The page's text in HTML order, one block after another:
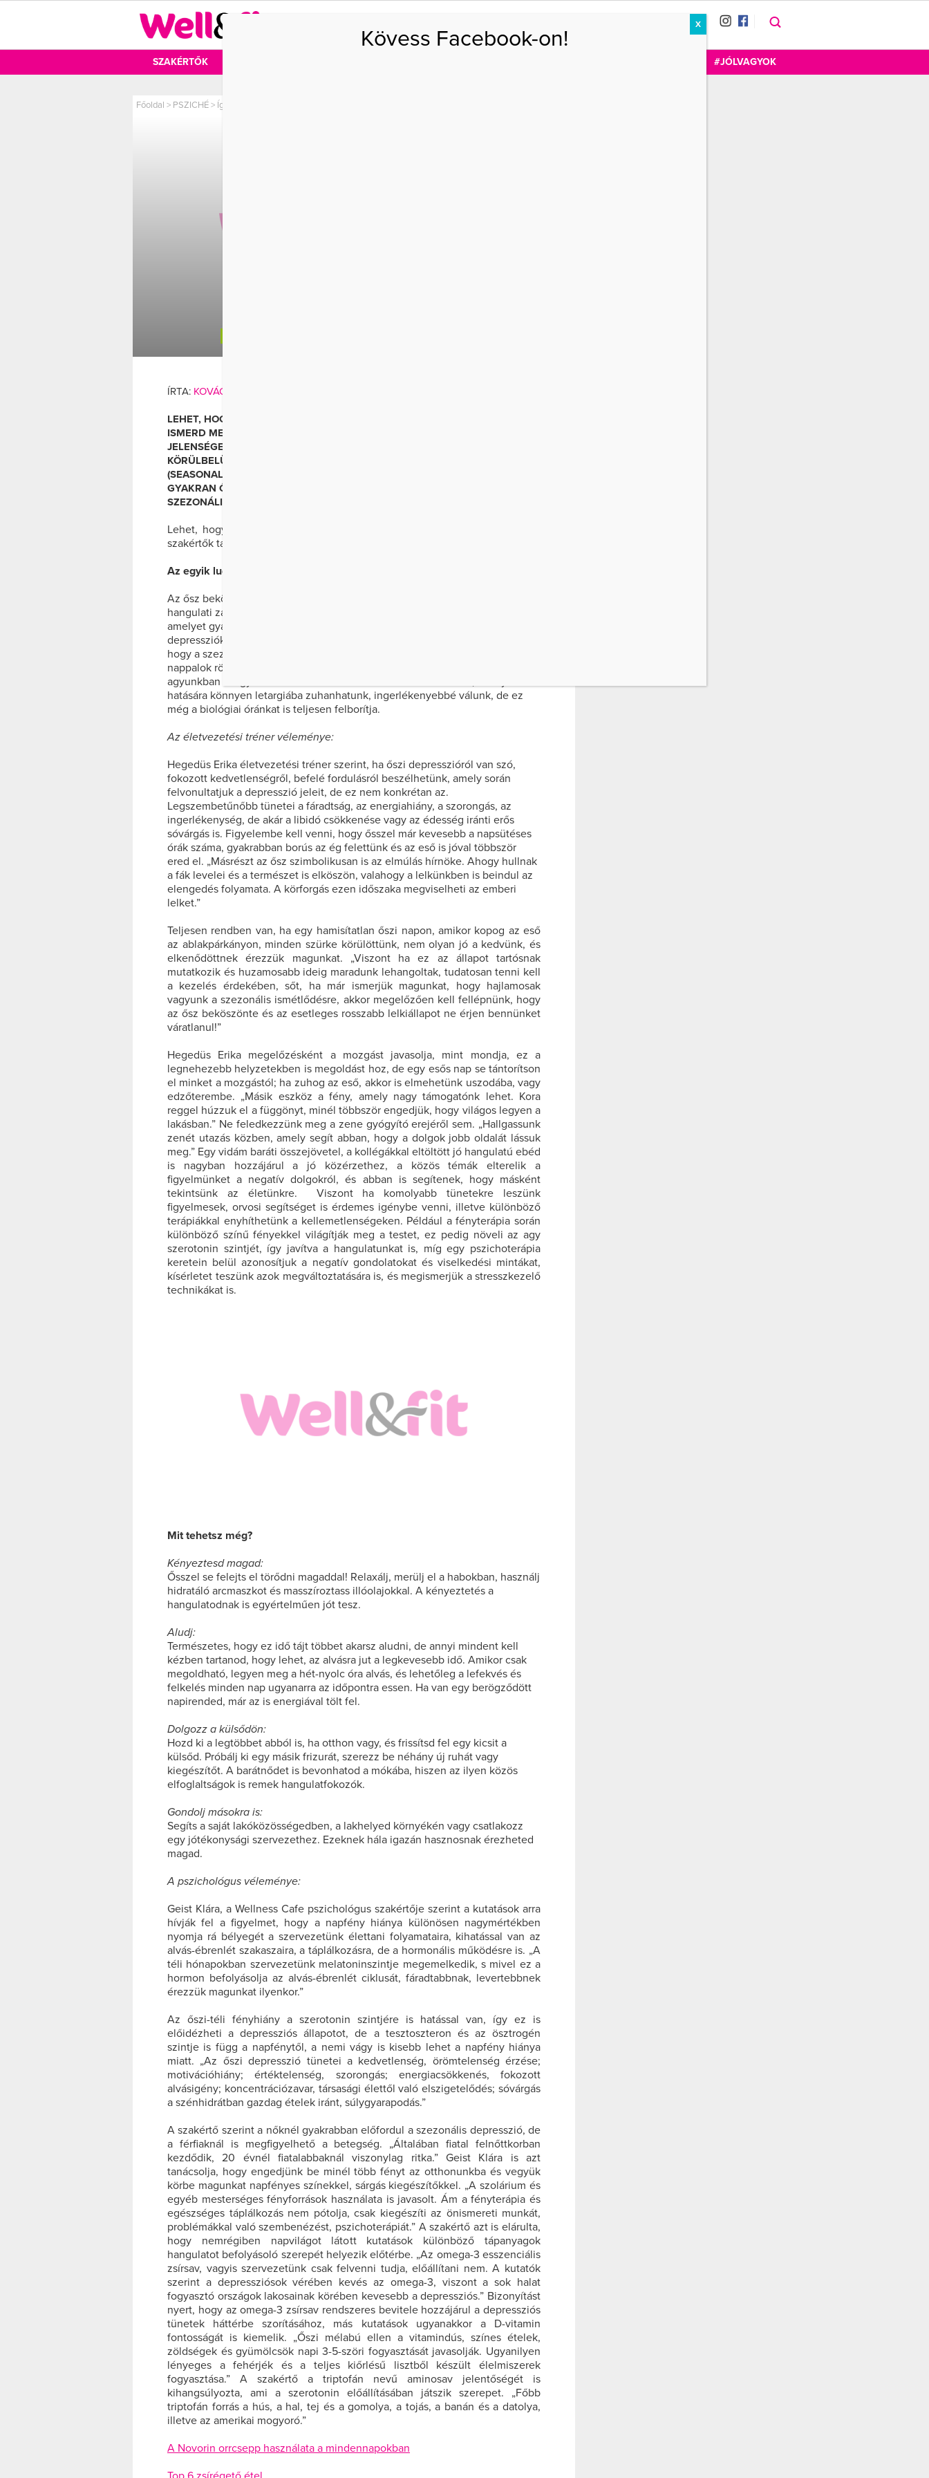
SZAKÉRTŐK #JÓLVAGYOK
Főoldal > PSZICHÉ> Így győzd le az őszi depressziót!
ÍRTA: KOVÁCS ORSI
LEHET, HOGY AZ ŐSZI DEPRESSZIÓ KÉSZÜL LEDÖNTENI A LÁBADRÓL?
ISMERD MEG A SZAKÉRTŐK TANÁCSAIT ARRÓL, HOGYAN GYŐZHETED LE A
JELENSÉGET. AZ EGYIK LUDAS A FÉNY HIÁNYA AZ ŐSZ BEKÖSZÖNTÉVEL
KÖRÜLBELÜL TÍZBŐL EGY EMBER AZ ÚN. SZEZONÁLIS HANGULATI ZAVAR
(SEASONAL AFFECTIVE DISORDER- SAD) TÜNETEITŐL SZENVED, AMELYET
GYAKRAN ŐSZI VAGY TÉLI DEPRESSZIÓKÉNT VAGY EGYSZERŰEN
SZEZONÁLIS DEPRESSZIÓKÉNT EMLEGETNEK. […]
Lehet, hogy az őszi depresszió készül ledönteni a lábadról? Ismerd meg a
szakértők tanácsait arról, hogyan győzheted le a jelenséget.
Az egyik ludas a fény hiánya
Az ősz beköszöntével körülbelül tízből egy ember az ún. szezonális
hangulati zavar (seasonal affective disorder- SAD) tüneteitől szenved,
amelyet gyakran őszi vagy téli depresszióként vagy egyszerűen szezonális
depresszióként emlegetnek. Több tanulmány jutott arra a következtetésre,
hogy a szezonális hangulati zavar egyik kiváltója a fény hiánya is. Ahogy a
nappalok rövidülnek, az éjszakák hosszabbak, egyre hűvösebbek lesznek az
agyunkban is egyre több melatonin nevű hormon választódik ki, amelynek
hatására könnyen letargiába zuhanhatunk, ingerlékenyebbé válunk, de ez
még a biológiai óránkat is teljesen felborítja.
Az életvezetési tréner véleménye:
Hegedüs Erika életvezetési tréner szerint, ha őszi depresszióról van szó,
fokozott kedvetlenségről, befelé fordulásról beszélhetünk, amely során
felvonultatjuk a depresszió jeleit, de ez nem konkrétan az.
Legszembetűnőbb tünetei a fáradtság, az energiahiány, a szorongás, az
ingerlékenység, de akár a libidó csökkenése vagy az édesség iránti erős
sóvárgás is. Figyelembe kell venni, hogy ősszel már kevesebb a napsütéses
órák száma, gyakrabban borús az ég felettünk és az eső is jóval többször
ered el. „Másrészt az ősz szimbolikusan is az elmúlás hírnöke. Ahogy hullnak
a fák levelei és a természet is elköszön, valahogy a lelkünkben is beindul az
elengedés folyamata. A körforgás ezen időszaka megviselheti az emberi
lelket.”
Teljesen rendben van, ha egy hamisítatlan őszi napon, amikor kopog az eső
az ablakpárkányon, minden szürke körülöttünk, nem olyan jó a kedvünk, és
elkenődöttnek érezzük magunkat. „Viszont ha ez az állapot tartósnak
mutatkozik és huzamosabb ideig maradunk lehangoltak, tudatosan tenni kell
a kezelés érdekében, sőt, ha már ismerjük magunkat, hogy hajlamosak
vagyunk a szezonális ismétlődésre, akkor megelőzően kell fellépnünk, hogy
az ősz beköszönte és az esetleges rosszabb lelkiállapot ne érjen bennünket
váratlanul!”
Hegedüs Erika megelőzésként a mozgást javasolja, mint mondja, ez a
legnehezebb helyzetekben is megoldást hoz, de egy esős nap se tántorítson
el minket a mozgástól; ha zuhog az eső, akkor is elmehetünk uszodába, vagy
edzőterembe. „Másik eszköz a fény, amely nagy támogatónk lehet. Kora
reggel húzzuk el a függönyt, minél többször engedjük, hogy világos legyen a
lakásban.” Ne feledkezzünk meg a zene gyógyító erejéről sem. „Hallgassunk
zenét utazás közben, amely segít abban, hogy a dolgok jobb oldalát lássuk
meg.” Egy vidám baráti összejövetel, a kollégákkal eltöltött jó hangulatú ebéd
is nagyban hozzájárul a jó közérzethez, a közös témák elterelik a
figyelmünket a negatív dolgokról, és abban is segítenek, hogy másként
tekintsünk az életünkre. Viszont ha komolyabb tünetekre leszünk
figyelmesek, orvosi segítséget is érdemes igénybe venni, illetve különböző
terápiákkal enyhíthetünk a kellemetlenségeken. Például a fényterápia során
különböző színű fényekkel világítják meg a testet, ez pedig növeli az agy
szerotonin szintjét, így javítva a hangulatunkat is, míg egy pszichoterápia
keretein belül azonosítjuk a negatív gondolatokat és viselkedési mintákat,
kísérletet teszünk azok megváltoztatására is, és megismerjük a stresszkezelő
technikákat is.
Mit tehetsz még?
Kényeztesd magad:
Ősszel se felejts el törődni magaddal! Relaxálj, merülj el a habokban, használj
hidratáló arcmaszkot és masszíroztass illóolajokkal. A kényeztetés a
hangulatodnak is egyértelműen jót tesz.
Aludj:
Természetes, hogy ez idő tájt többet akarsz aludni, de annyi mindent kell
kézben tartanod, hogy lehet, az alvásra jut a legkevesebb idő. Amikor csak
megoldható, legyen meg a hét-nyolc óra alvás, és lehetőleg a lefekvés és
felkelés minden nap ugyanarra az időpontra essen. Ha van egy berögződött
napirended, már az is energiával tölt fel.
Dolgozz a külsődön:
Hozd ki a legtöbbet abból is, ha otthon vagy, és frissítsd fel egy kicsit a
külsőd. Próbálj ki egy másik frizurát, szerezz be néhány új ruhát vagy
kiegészítőt. A barátnődet is bevonhatod a mókába, hiszen az ilyen közös
elfoglaltságok is remek hangulatfokozók.
Gondolj másokra is:
Segíts a saját lakóközösségedben, a lakhelyed környékén vagy csatlakozz
egy jótékonysági szervezethez. Ezeknek hála igazán hasznosnak érezheted
magad.
A pszichológus véleménye:
Geist Klára, a Wellness Cafe pszichológus szakértője szerint a kutatások arra
hívják fel a figyelmet, hogy a napfény hiánya különösen nagymértékben
nyomja rá bélyegét a szervezetünk élettani folyamataira, kihatással van az
alvás-ébrenlét szakaszaira, a táplálkozásra, de a hormonális működésre is. „A
téli hónapokban szervezetünk melatoninszintje megemelkedik, s mivel ez a
hormon befolyásolja az alvás-ébrenlét ciklusát, fáradtabbnak, levertebbnek
érezzük magunkat ilyenkor.”
Az őszi-téli fényhiány a szerotonin szintjére is hatással van, így ez is
előidézheti a depressziós állapotot, de a tesztoszteron és az ösztrogén
szintje is függ a napfénytől, a nemi vágy is kisebb lehet a napfény hiánya
miatt. „Az őszi depresszió tünetei a kedvetlenség, örömtelenség érzése;
motivációhiány; értéktelenség, szorongás; energiacsökkenés, fokozott
alvásigény; koncentrációzavar, társasági élettől való elszigetelődés; sóvárgás
a szénhidrátban gazdag ételek iránt, súlygyarapodás.”
A szakértő szerint a nőknél gyakrabban előfordul a szezonális depresszió, de
a férfiaknál is megfigyelhető a betegség. „Általában fiatal felnőttkorban
kezdődik, 20 évnél fiatalabbaknál viszonylag ritka.” Geist Klára is azt
tanácsolja, hogy engedjünk be minél több fényt az otthonunkba és vegyük
körbe magunkat napfényes színekkel, sárgás kiegészítőkkel. „A szolárium és
egyéb mesterséges fényforrások használata is javasolt. Ám a fényterápia és
egészséges táplálkozás nem pótolja, csak kiegészíti az önismereti munkát,
problémákkal való szembenézést, pszichoterápiát.” A szakértő azt is elárulta,
hogy nemrégiben napvilágot látott kutatások különböző tápanyagok
hangulatot befolyásoló szerepét helyezik előtérbe. „Az omega-3 esszenciális
zsírsav, vagyis szervezetünk csak felvenni tudja, előállítani nem. A kutatók
szerint a depressziósok vérében kevés az omega-3, viszont a sok halat
fogyasztó országok lakosainak körében kevesebb a depressziós.” Bizonyítást
nyert, hogy az omega-3 zsírsav rendszeres bevitele hozzájárul a depressziós
tünetek háttérbe szorításához, más kutatások ugyanakkor a D-vitamin
fontosságát is kiemelik. „Őszi mélabú ellen a vitamindús, színes ételek,
zöldségek és gyümölcsök napi 3-5-szöri fogyasztását javasolják. Ugyanilyen
lényeges a fehérjék és a teljes kiőrlésű lisztből készült élelmiszerek
fogyasztása.” A szakértő a triptofán nevű aminosav jelentőségét is
kihangsúlyozta, ami a szerotonin előállításában játszik szerepet. „Főbb
triptofán forrás a hús, a hal, tej és a gomolya, a tojás, a banán és a datolya,
illetve az amerikai mogyoró.”
A Novorin orrcsepp használata a mindennapokban
Kövess Facebook-on!
X